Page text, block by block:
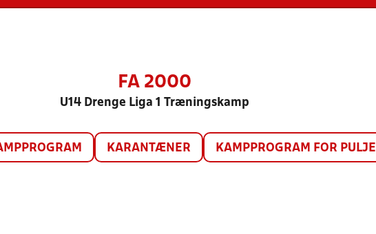
FA 2000
U14 Drenge Liga 1 Træningskamp
KARANTÆNER KAMPPROGRAM FOR PULJE